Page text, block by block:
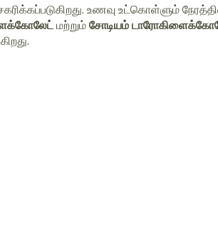
உணவு உட்கொள்ளும்
மற்றும்சோடியம்